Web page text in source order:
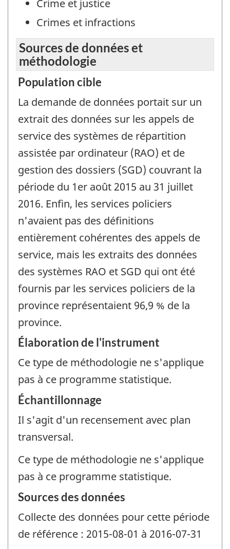
Crime et justice
Crimes et infractions
Sources de données et
méthodologie
Population cible
La demande de données portait sur un
extrait des données sur les appels de
service des systèmes de répartition
assistée par ordinateur (RAO) et de
gestion des dossiers (SGD) couvrant la
période du 1er août 2015 au 31 juillet
2016. Enfin, les services policiers
n'avaient pas des définitions
entièrement cohérentes des appels de
service, mais les extraits des données
des systèmes RAO et SGD qui ont été
fournis par les services policiers de la
province représentaient 96,9 % de la
province.
Élaboration de l'instrument
Ce type de méthodologie ne s'applique
pas à ce programme statistique.
Échantillonnage
Il s'agit d'un recensement avec plan
transversal.
Ce type de méthodologie ne s'applique
pas à ce programme statistique.
Sources des données
Collecte des données pour cette période
de référence : 2015-08-01 à 2016-07-31